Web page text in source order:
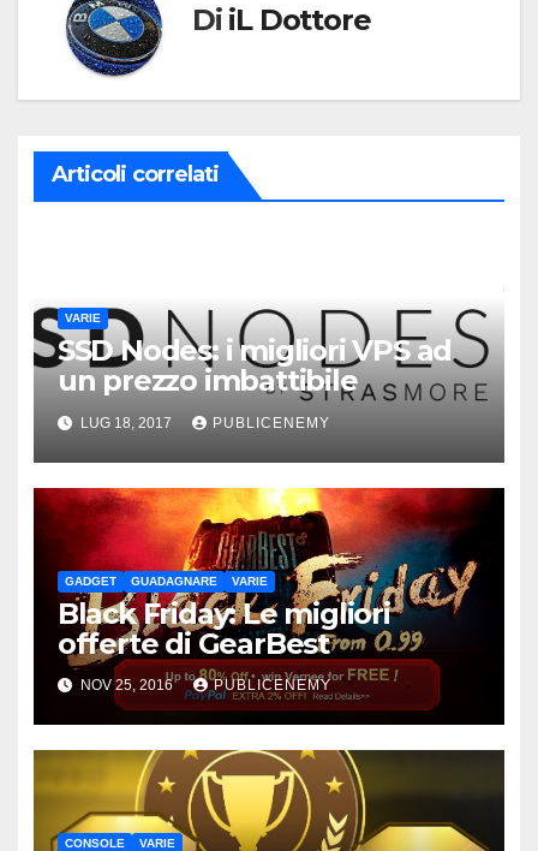
Di iL Dottore
Articoli correlati
VARIE
SSD Nodes: i migliori VPS ad
un prezzo imbattibile
LUG 18, 2017 PUBLICENEMY
GADGET GUADAGNARE VARIE
Black Friday: Le migliori
offerte di GearBest
NOV 25, 2016 PUBLICENEMY
CONSOLE VARIE